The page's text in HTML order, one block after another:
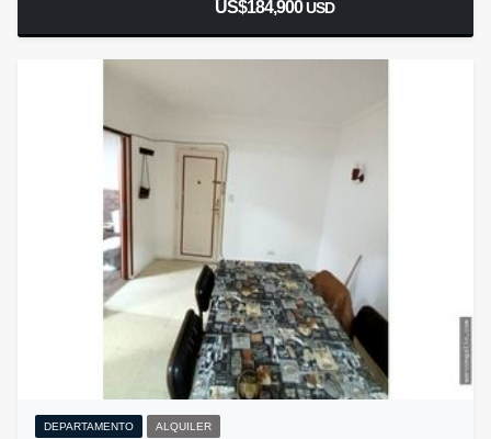
US$184,900USD
DEPARTAMENTO ALQUILER